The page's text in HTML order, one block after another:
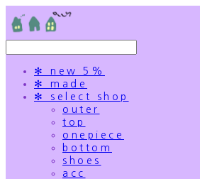
✻ new 5%
✻ made
✻ select shop
outer
top
onepiece
bottom
shoes
acc